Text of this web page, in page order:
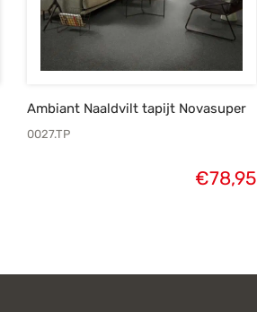
Ambiant Naaldvilt tapijt Novasuper
0027.TP
€78,95